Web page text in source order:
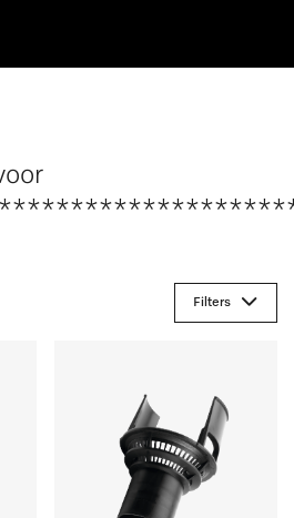
Filters